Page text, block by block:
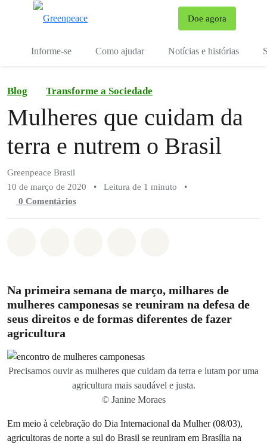
Doe agora
Informe-se Como ajudar Notícias e histórias
Blog Transforme a Sociedade
Mulheres que cuidam da
terra e nutrem o Brasil
Greenpeace Brasil
10 de março de 2020
• Leitura de 1 minuto
•
0 Comentários
Na primeira semana de março, milhares de
mulheres camponesas se reuniram na defesa de
seus direitos e de formas diferentes de fazer
agricultura
Precisamos ouvir as mulheres que cuidam da terra e lutam por uma
agricultura mais saudável e justa.
© Janine Moraes
Em meio à celebração do Dia Internacional da Mulher (08/03),
agricultoras de norte a sul do Brasil se reuniram em Brasília na